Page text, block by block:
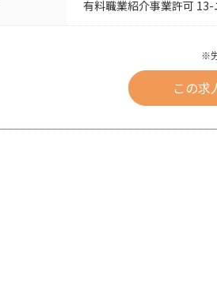
有料職業紹介事業許可
※
この求